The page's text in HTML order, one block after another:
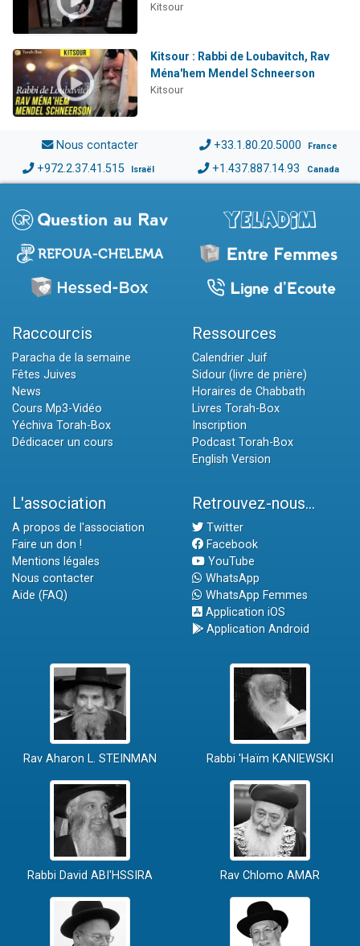
Kitsour
Kitsour : Rabbi de Loubavitch, Rav
Ména'hem Mendel Schneerson
Kitsour
Nous contacter +33.1.80.20.5000 France
+972.2.37.41.515 Israël +1.437.887.14.93 Canada
Raccourcis
Paracha de la semaine
Fêtes Juives
News
Cours Mp3-Vidéo
Yéchiva Torah-Box
Dédicacer un cours
Ressources
Calendrier Juif
Sidour (livre de prière)
Horaires de Chabbath
Livres Torah-Box
Inscription
Podcast Torah-Box
English Version
L'association
A propos de l'association
Faire un don !
Mentions légales
Nous contacter
Aide (FAQ)
Retrouvez-nous...
Twitter
Facebook
YouTube
WhatsApp
WhatsApp Femmes
Application iOS
Application Android
Rav Aharon L. STEINMAN Rabbi 'Haïm KANIEWSKI
Rabbi David ABI'HSSIRA Rav Chlomo AMAR